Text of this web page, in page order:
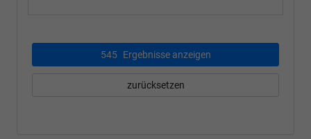
545 Ergebnisse anzeigen
zurücksetzen